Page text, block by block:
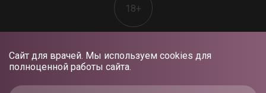
Сайт для врачей. Мы используем cookies для
полноценной работы сайта.
18+